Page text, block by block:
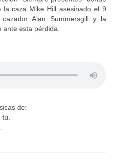
la caza Mike Hill asesinado el 9
Alan Summersgill y la
esta pérdida.
de: